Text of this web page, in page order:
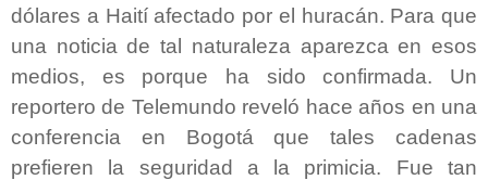
dólares a Haití afectado por el huracán. Para que
una noticia de tal naturaleza aparezca en esos
medios, es porque ha sido confirmada. Un
reportero de Telemundo reveló hace años en una
conferencia en Bogotá que tales cadenas
prefieren la seguridad a la primicia. Fue tan